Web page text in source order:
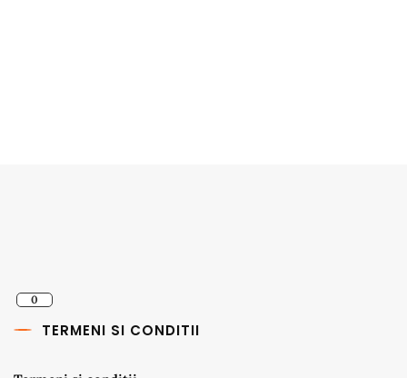
0
TERMENI SI CONDITII